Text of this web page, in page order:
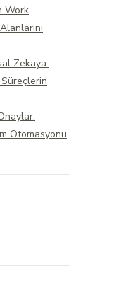
Work
Zekaya:
Otomasyonu